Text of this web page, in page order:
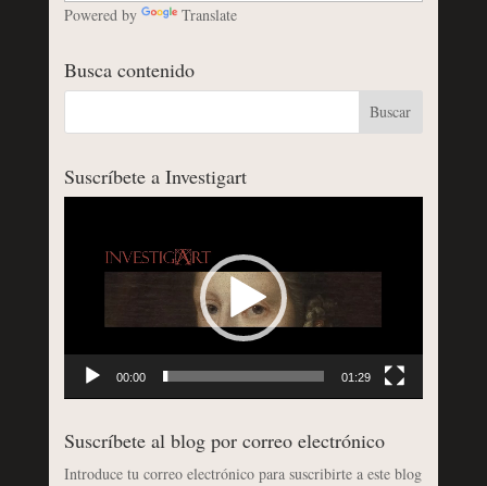
Powered by Translate
Busca contenido
Suscríbete a Investigart
00:00 01:29
Suscríbete al blog por correo electrónico
Introduce tu correo electrónico para suscribirte a este blog